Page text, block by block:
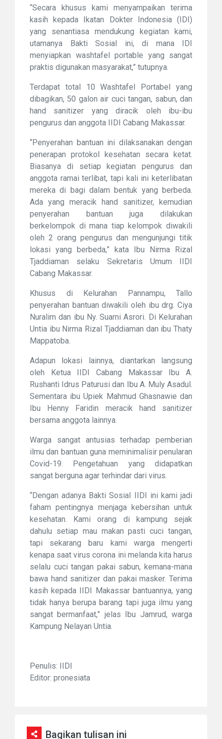
“Secara khusus kami menyampaikan terima
kasih kepada Ikatan Dokter Indonesia (IDI)
yang senantiasa mendukung kegiatan kami,
utamanya Bakti Sosial ini, di mana IDI
menyiapkan washtafel portable yang sangat
praktis digunakan masyarakat,” tutupnya.
Terdapat total 10 Washtafel Portabel yang
dibagikan, 50 galon air cuci tangan, sabun, dan
hand sanitizer yang diracik oleh ibu-ibu
pengurus dan anggota IIDI Cabang Makassar.
“Penyerahan bantuan ini dilaksanakan dengan
penerapan protokol kesehatan secara ketat.
Biasanya di setiap kegiatan pengurus dan
anggota ramai terlibat, tapi kali ini keterlibatan
mereka di bagi dalam bentuk yang berbeda.
Ada yang meracik hand sanitizer, kemudian
penyerahan bantuan juga dilakukan
berkelompok di mana tiap kelompok diwakili
oleh 2 orang pengurus dan mengunjungi titik
lokasi yang berbeda,” kata
Ibu Nirma Rizal
Tjaddiaman selaku Sekretaris Umum IIDI
Cabang Makassar.
Khusus di Kelurahan Pannampu, Tallo
penyerahan bantuan diwakili oleh ibu drg. Ciya
Nuralim dan ibu Ny. Suarni Asrori. Di Kelurahan
Untia ibu Nirma Rizal Tjaddiaman dan ibu Thaty
Mappatoba.
Adapun lokasi lainnya, diantarkan langsung
oleh Ketua IIDI Cabang Makassar Ibu A.
Rushanti Idrus Paturusi dan Ibu A. Muly Asadul.
Sementara ibu Upiek Mahmud Ghasnawie dan
Ibu Henny Faridin meracik hand sanitizer
bersama anggota lainnya.
Warga sangat antusias terhadap pemberian
ilmu dan bantuan guna meminimalisir penularan
Covid-19. Pengetahuan yang didapatkan
sangat berguna agar terhindar dari virus.
“Dengan adanya Bakti Sosial IIDI ini kami jadi
faham pentingnya menjaga kebersihan untuk
kesehatan. Kami orang di kampung sejak
dahulu setiap mau makan pasti cuci tangan,
tapi sekarang baru kami warga mengerti
kenapa saat virus corona ini melanda kita harus
selalu cuci tangan pakai sabun, kemana-mana
bawa hand sanitizer dan pakai masker. Terima
kasih kepada IIDI Makassar bantuannya, yang
tidak hanya berupa barang tapi juga ilmu yang
sangat bermanfaat,” jelas
Ibu Jamrud, warga
Kampung Nelayan Untia.
Penulis: IIDI
Editor: pronesiata
Bagikan tulisan ini